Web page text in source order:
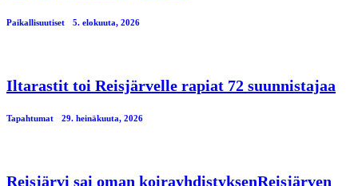
Paikallisuutiset 5. elokuuta, 2026
Iltarastit toi Reisjärvelle rapiat 72 suunnistajaa
Tapahtumat 29. heinäkuuta, 2026
Reisjärvi sai oman koirayhdistyksenReisjärven